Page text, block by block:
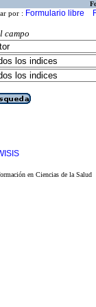
por : Formulario libre
campo
en Ciencias de la Salud